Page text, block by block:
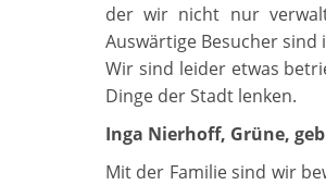
der wir nicht nur
Auswärtige Besucher
Wir sind leider etwas
Dinge der Stadt lenken.
Inga Nierhoff, Grüne,
Mit der Familie sind wir